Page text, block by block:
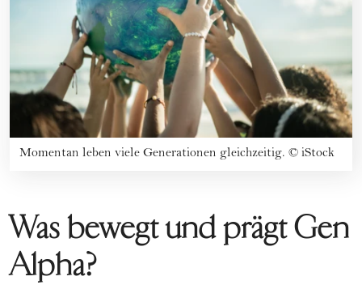
Momentan leben viele Generationen gleichzeitig. © iStock
Was bewegt und prägt Gen
Alpha?